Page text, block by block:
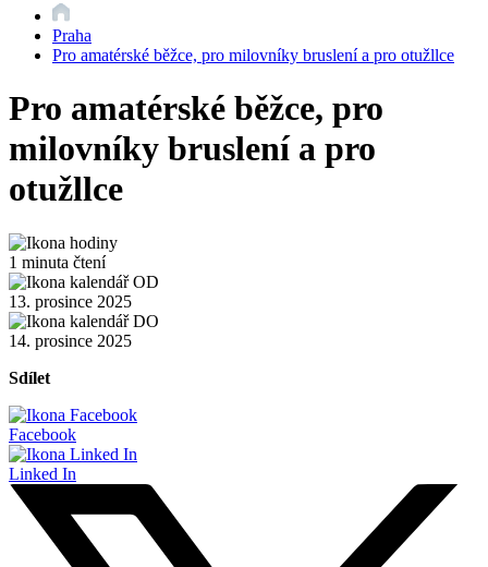
Praha
Pro amatérské běžce, pro milovníky bruslení a pro otužllce
Pro amatérské běžce, pro
milovníky bruslení a pro
otužllce
1 minuta čtení
13. prosince 2025
14. prosince 2025
Sdílet
Facebook
Linked In